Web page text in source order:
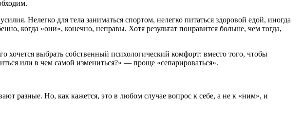
Нелегко для тела заниматься спортом, нелегко питаться здоровой едой, иногда
когда «они», конечно, неправы. Хотя результат понравится больше, чем тогда,
выбрать собственный психологический комфорт: вместо того, чтобы
или в чем самой измениться?» — проще «сепарироваться».
разные. Но, как кажется, это в любом случае вопрос к себе, а не к «ним», и